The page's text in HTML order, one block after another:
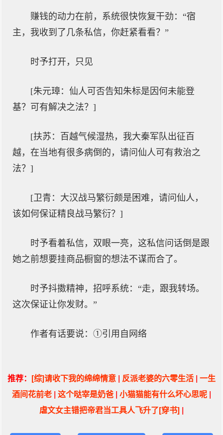
赚钱的动力在前，系统很快恢复干劲：“宿
主，我收到了几条私信，你赶紧看看？”
时予打开，只见
[朱元璋：仙人可否告知朱标是因何未能登
基？可有解决之法？]
[扶苏：百越气候湿热，我大秦军队出征百
越，在当地有很多病倒的，请问仙人可有救治之
法？]
[卫青：大汉战马繁衍颇是困难，请问仙人，
该如何保证精良战马繁衍？]
时予看着私信，双眼一亮，这私信问话倒是跟
她之前想要挂商品橱窗的想法不谋而合了。
时予抖擞精神，招呼系统：“走，跟我转场。
这次保证让你发财。”
作者有话要说：①引用自网络
推荐： [综]请收下我的绵绵情意 | 反派老婆的六零生活 | 一生
酒间花前老 | 这个哒宰是奶爸 | 小猫猫能有什么坏心思呢 |
虐文女主错把帝君当工具人飞升了[穿书] |